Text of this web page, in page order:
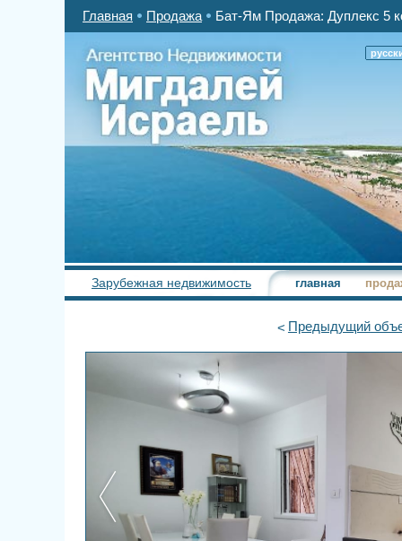
Главная Продажа Бат-Ям Продажа: Дуплекс 5
Зарубежная недвижимость главная
Предыдущий